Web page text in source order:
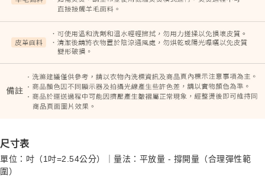
尺寸表
單位：吋（1吋=2.54公分）｜量法：平放量 - 撐開量（合理彈性範
圍）